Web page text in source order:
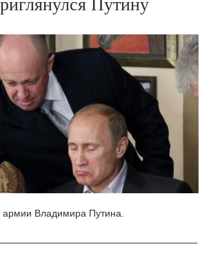
армии Владимира Путина.